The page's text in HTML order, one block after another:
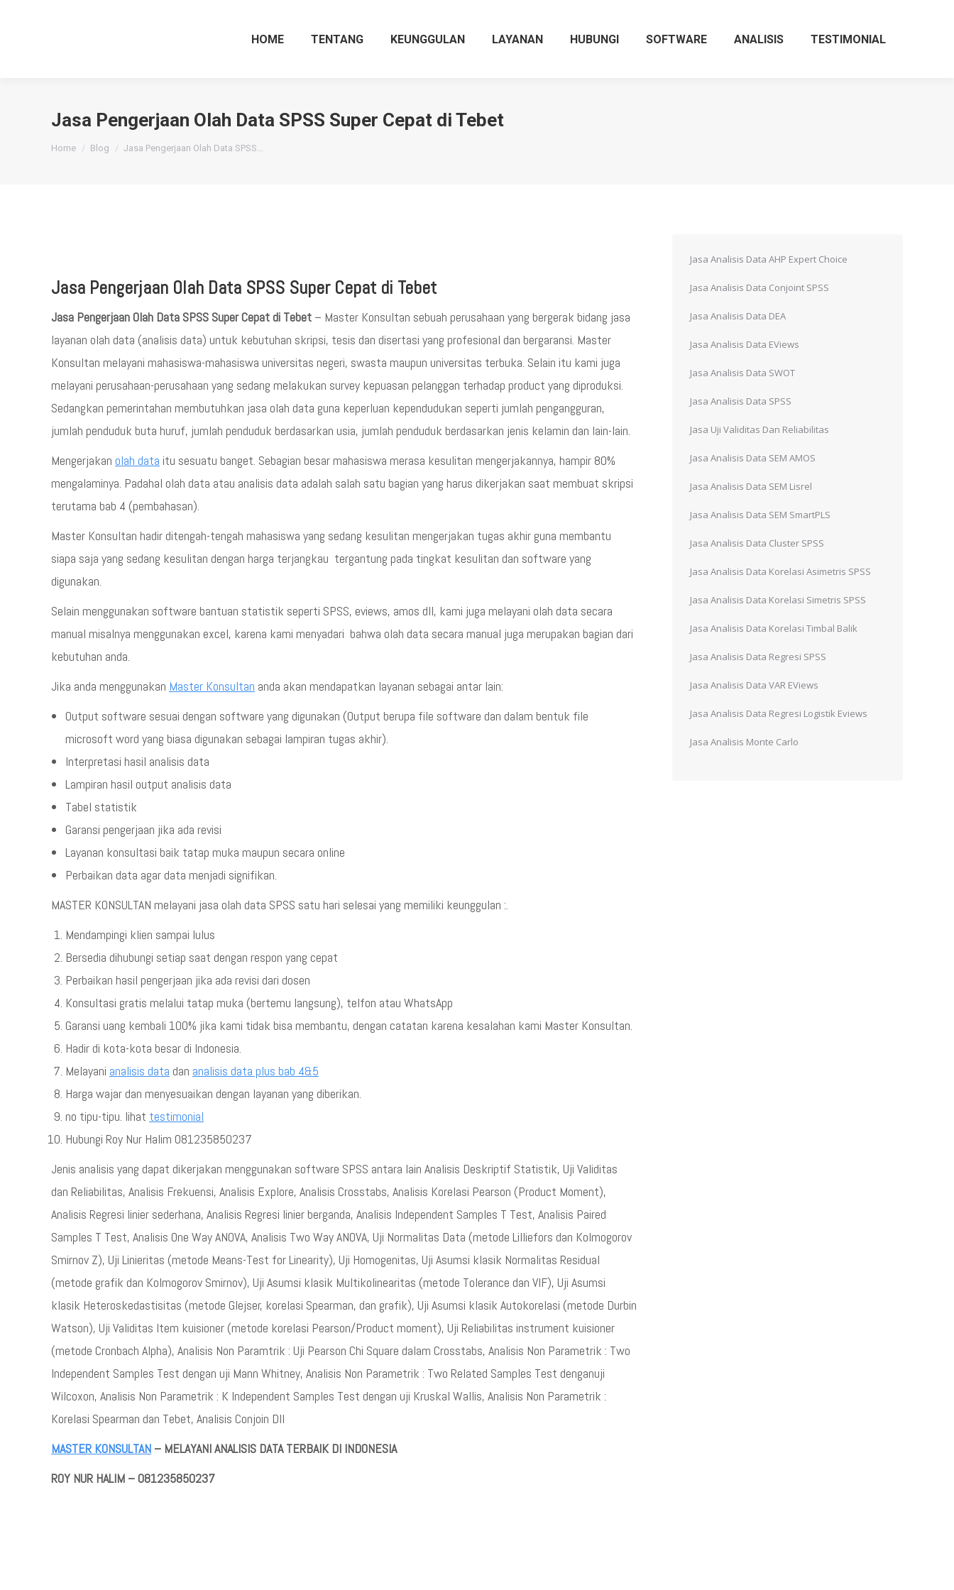
HOME TENTANG KEUNGGULAN LAYANAN HUBUNGI SOFTWARE ANALISIS TESTIMONIAL
Jasa Pengerjaan Olah Data SPSS Super Cepat di Tebet
You are here:
Home Blog Jasa Pengerjaan Olah Data SPSS…
Jasa Pengerjaan Olah Data SPSS Super Cepat di Tebet
Jasa Pengerjaan Olah Data SPSS Super Cepat di Tebet – Master Konsultan sebuah perusahaan yang bergerak bidang jasa
layanan olah data (analisis data) untuk kebutuhan skripsi, tesis dan disertasi yang profesional dan bergaransi. Master
Konsultan melayani mahasiswa-mahasiswa universitas negeri, swasta maupun universitas terbuka. Selain itu kami juga
melayani perusahaan-perusahaan yang sedang melakukan survey kepuasan pelanggan terhadap product yang diproduksi.
Sedangkan pemerintahan membutuhkan jasa olah data guna keperluan kependudukan seperti jumlah pengangguran,
jumlah penduduk buta huruf, jumlah penduduk berdasarkan usia, jumlah penduduk berdasarkan jenis kelamin dan lain-lain.
Mengerjakan olah data itu sesuatu banget. Sebagian besar mahasiswa merasa kesulitan mengerjakannya, hampir 80%
mengalaminya. Padahal olah data atau analisis data adalah salah satu bagian yang harus dikerjakan saat membuat skripsi
terutama bab 4 (pembahasan).
Master Konsultan hadir ditengah-tengah mahasiswa yang sedang kesulitan mengerjakan tugas akhir guna membantu
siapa saja yang sedang kesulitan dengan harga terjangkau tergantung pada tingkat kesulitan dan software yang
digunakan.
Selain menggunakan software bantuan statistik seperti SPSS, eviews, amos dll, kami juga melayani olah data secara
manual misalnya menggunakan excel, karena kami menyadari bahwa olah data secara manual juga merupakan bagian dari
kebutuhan anda.
Jika anda menggunakan Master Konsultan anda akan mendapatkan layanan sebagai antar lain:
Output software sesuai dengan software yang digunakan (Output berupa file software dan dalam bentuk file
microsoft word yang biasa digunakan sebagai lampiran tugas akhir).
Interpretasi hasil analisis data
Lampiran hasil output analisis data
Tabel statistik
Garansi pengerjaan jika ada revisi
Layanan konsultasi baik tatap muka maupun secara online
Perbaikan data agar data menjadi signifikan.
MASTER KONSULTAN melayani jasa olah data SPSS satu hari selesai yang memiliki keunggulan :.
Mendampingi klien sampai lulus
Bersedia dihubungi setiap saat dengan respon yang cepat
Perbaikan hasil pengerjaan jika ada revisi dari dosen
Konsultasi gratis melalui tatap muka (bertemu langsung), telfon atau WhatsApp
Garansi uang kembali 100% jika kami tidak bisa membantu, dengan catatan karena kesalahan kami Master Konsultan.
Hadir di kota-kota besar di Indonesia.
Melayani analisis data dan analisis data plus bab 4&5
Harga wajar dan menyesuaikan dengan layanan yang diberikan.
no tipu-tipu. lihat testimonial
Hubungi Roy Nur Halim 081235850237
Jenis analisis yang dapat dikerjakan menggunakan software SPSS antara lain Analisis Deskriptif Statistik, Uji Validitas
dan Reliabilitas, Analisis Frekuensi, Analisis Explore, Analisis Crosstabs, Analisis Korelasi Pearson (Product Moment),
Analisis Regresi linier sederhana, Analisis Regresi linier berganda, Analisis Independent Samples T Test, Analisis Paired
Samples T Test, Analisis One Way ANOVA, Analisis Two Way ANOVA, Uji Normalitas Data (metode Lilliefors dan Kolmogorov
Smirnov Z), Uji Linieritas (metode Means-Test for Linearity), Uji Homogenitas, Uji Asumsi klasik Normalitas Residual
(metode grafik dan Kolmogorov Smirnov), Uji Asumsi klasik Multikolinearitas (metode Tolerance dan VIF), Uji Asumsi
klasik Heteroskedastisitas (metode Glejser, korelasi Spearman, dan grafik), Uji Asumsi klasik Autokorelasi (metode Durbin
Watson), Uji Validitas Item kuisioner (metode korelasi Pearson/Product moment), Uji Reliabilitas instrument kuisioner
(metode Cronbach Alpha), Analisis Non Paramtrik : Uji Pearson Chi Square dalam Crosstabs, Analisis Non Parametrik : Two
Independent Samples Test dengan uji Mann Whitney, Analisis Non Parametrik : Two Related Samples Test denganuji
Wilcoxon, Analisis Non Parametrik : K Independent Samples Test dengan uji Kruskal Wallis, Analisis Non Parametrik :
Korelasi Spearman dan Tebet, Analisis Conjoin Dll
MASTER KONSULTAN – MELAYANI ANALISIS DATA TERBAIK DI INDONESIA
ROY NUR HALIM – 081235850237
Jasa Analisis Data AHP Expert Choice
Jasa Analisis Data Conjoint SPSS
Jasa Analisis Data DEA
Jasa Analisis Data EViews
Jasa Analisis Data SWOT
Jasa Analisis Data SPSS
Jasa Uji Validitas Dan Reliabilitas
Jasa Analisis Data SEM AMOS
Jasa Analisis Data SEM Lisrel
Jasa Analisis Data SEM SmartPLS
Jasa Analisis Data Cluster SPSS
Jasa Analisis Data Korelasi Asimetris SPSS
Jasa Analisis Data Korelasi Simetris SPSS
Jasa Analisis Data Korelasi Timbal Balik
Jasa Analisis Data Regresi SPSS
Jasa Analisis Data VAR EViews
Jasa Analisis Data Regresi Logistik Eviews
Jasa Analisis Monte Carlo